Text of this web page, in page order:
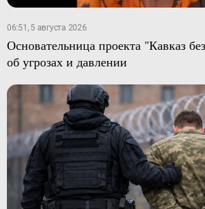
06:51, 5 августа 2026
Основательница проекта "Кавказ
об угрозах и давлении